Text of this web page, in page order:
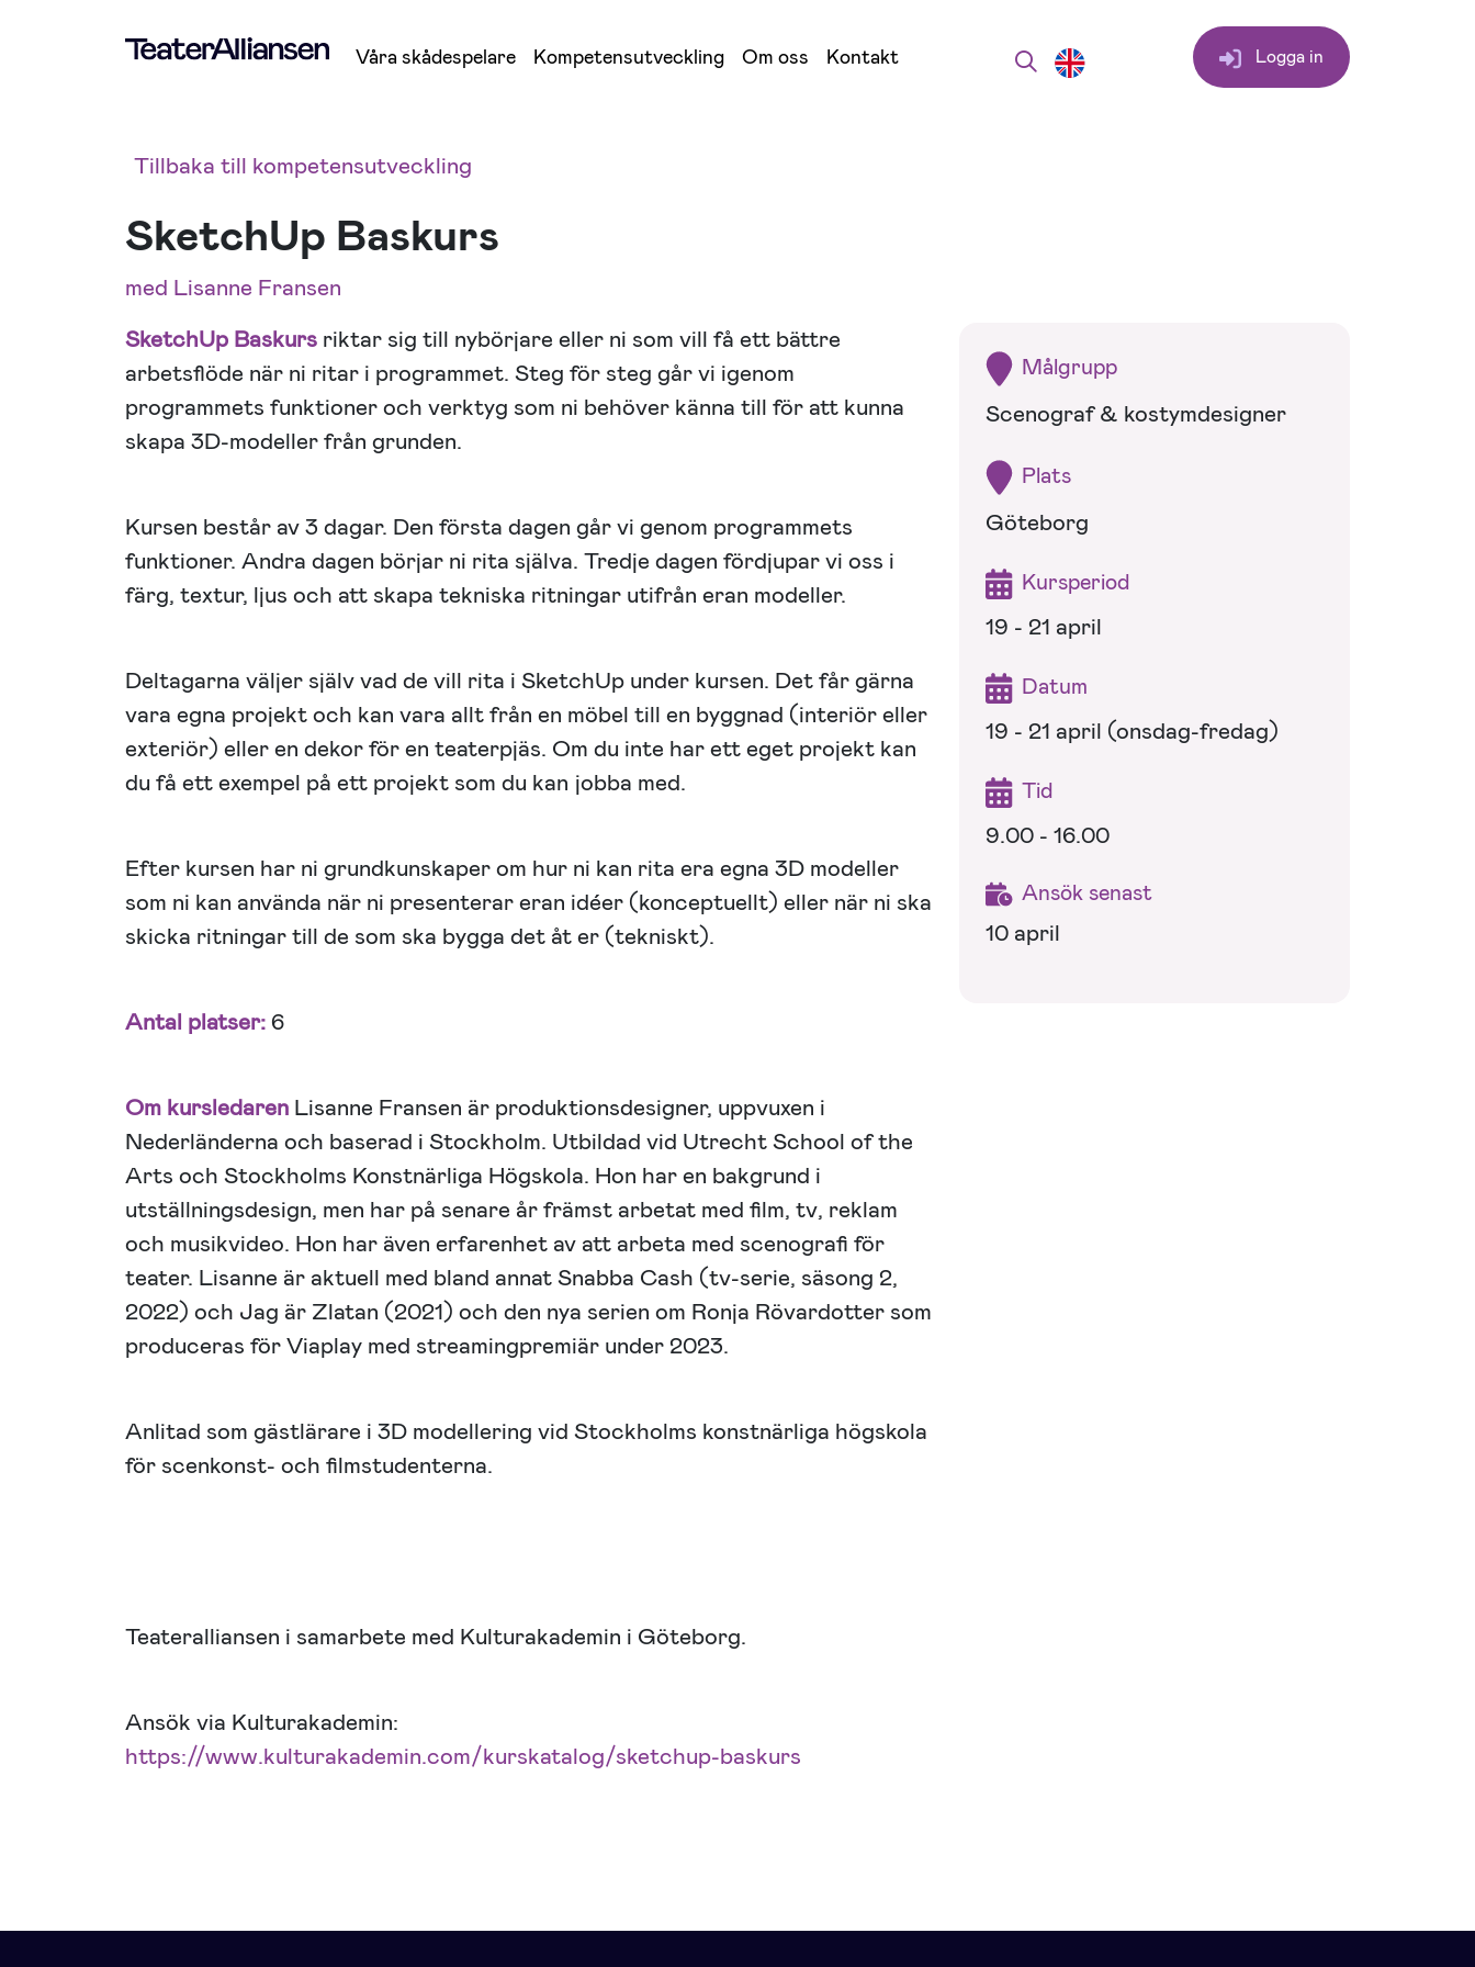
Våra skådespelare Kompetensutveckling Om oss Kontakt Logga in
Tillbaka till kompetensutveckling
SketchUp Baskurs
med Lisanne Fransen
SketchUp Baskurs riktar sig till nybörjare eller ni som vill få ett bättre
arbetsflöde när ni ritar i programmet. Steg för steg går vi igenom
programmets funktioner och verktyg som ni behöver känna till för att kunna
skapa 3D-modeller från grunden.
Kursen består av 3 dagar. Den första dagen går vi genom programmets
funktioner. Andra dagen börjar ni rita själva. Tredje dagen fördjupar vi oss i
färg, textur, ljus och att skapa tekniska ritningar utifrån eran modeller.
Deltagarna väljer själv vad de vill rita i SketchUp under kursen. Det får gärna
vara egna projekt och kan vara allt från en möbel till en byggnad (interiör eller
exteriör) eller en dekor för en teaterpjäs. Om du inte har ett eget projekt kan
du få ett exempel på ett projekt som du kan jobba med.
Efter kursen har ni grundkunskaper om hur ni kan rita era egna 3D modeller
som ni kan använda när ni presenterar eran idéer (konceptuellt) eller när ni ska
skicka ritningar till de som ska bygga det åt er (tekniskt).
Antal platser:6
Om kursledaren Lisanne Fransen är produktionsdesigner, uppvuxen i
Nederländerna och baserad i Stockholm. Utbildad vid Utrecht School of the
Arts och Stockholms Konstnärliga Högskola. Hon har en bakgrund i
utställningsdesign, men har på senare år främst arbetat med film, tv, reklam
och musikvideo. Hon har även erfarenhet av att arbeta med scenografi för
teater. Lisanne är aktuell med bland annat Snabba Cash (tv-serie, säsong 2,
2022) och Jag är Zlatan (2021) och den nya serien om Ronja Rövardotter som
produceras för Viaplay med streamingpremiär under 2023.
Anlitad som gästlärare i 3D modellering vid Stockholms konstnärliga högskola
för scenkonst- och filmstudenterna.
Teateralliansen i samarbete med Kulturakademin i Göteborg.
Ansök via Kulturakademin:
https://www.kulturakademin.com/kurskatalog/sketchup-baskurs
Målgrupp
Scenograf & kostymdesigner
Plats
Göteborg
Kursperiod
19 - 21 april
Datum
19 - 21 april (onsdag-fredag)
Tid
9.00 - 16.00
Ansök senast
10 april